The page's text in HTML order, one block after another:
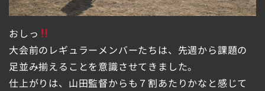
おしっ
大会前のレギュラーメンバーたちは、先週から課題の
足並み揃えることを意識させてきました。
仕上がりは、山田監督からも７割あたりかなと感じて